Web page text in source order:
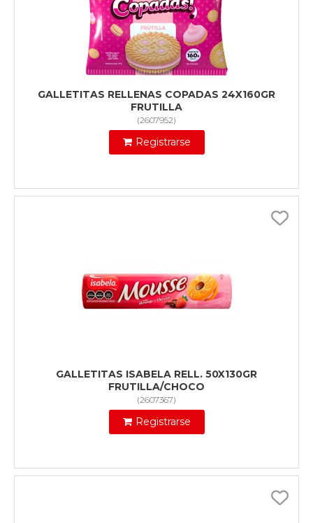
GALLETITAS RELLENAS COPADAS 24X160GR
FRUTILLA
(2607952)
Registrarse
GALLETITAS ISABELA RELL. 50X130GR
FRUTILLA/CHOCO
(2607367)
Registrarse